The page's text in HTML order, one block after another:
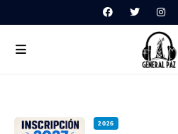
2026